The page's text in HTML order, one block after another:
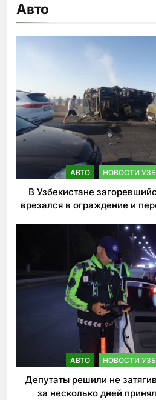
Авто
АВТО НОВОСТИ
В Узбекистане
врезался в ограждение и
АВТО НОВОСТИ
Депутаты решили не
за несколько дней